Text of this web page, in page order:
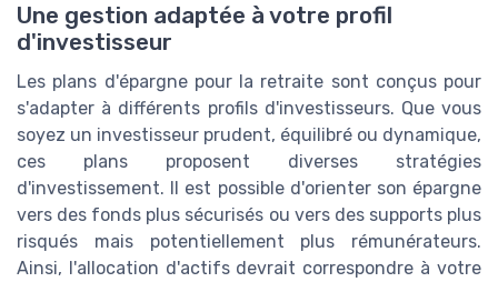
Une gestion adaptée à votre profil
d'investisseur
Les plans d'épargne pour la retraite sont conçus pour
s'adapter à différents profils d'investisseurs. Que vous
soyez un investisseur prudent, équilibré ou dynamique,
ces plans proposent diverses stratégies
d'investissement. Il est possible d'orienter son épargne
vers des fonds plus sécurisés ou vers des supports plus
risqués mais potentiellement plus rémunérateurs.
Ainsi, l'allocation d'actifs devrait correspondre à votre